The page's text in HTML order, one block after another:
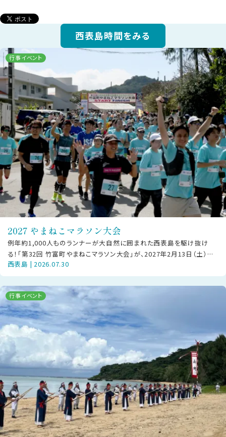
西表島時間をみる
行事イベント
2027 やまねこマラソン大会
例年約1,000人ものランナーが大自然に囲まれた西表島を駆け抜け
る！「第32回 竹富町やまねこマラソン大会」が、2027年2月13日（土）に
西部地区で開催されま
西表島 | 2026.07.30
行事イベント